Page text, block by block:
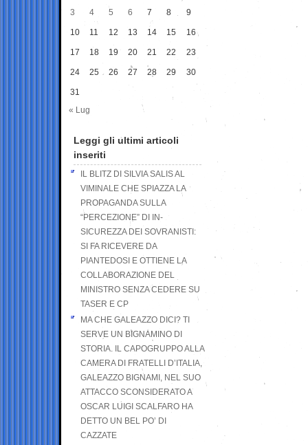
3 4 5 6 7 8 9
10 11 12 13 14 15 16
17 18 19 20 21 22 23
24 25 26 27 28 29 30
31
« Lug
Leggi gli ultimi articoli
inseriti
IL BLITZ DI SILVIA SALIS AL
VIMINALE CHE SPIAZZA LA
PROPAGANDA SULLA
“PERCEZIONE” DI IN-
SICUREZZA DEI SOVRANISTI:
SI FA RICEVERE DA
PIANTEDOSI E OTTIENE LA
COLLABORAZIONE DEL
MINISTRO SENZA CEDERE SU
TASER E CP
MA CHE GALEAZZO DICI? TI
SERVE UN BIGNAMINO DI
STORIA. IL CAPOGRUPPO ALLA
CAMERA DI FRATELLI D’ITALIA,
GALEAZZO BIGNAMI, NEL SUO
ATTACCO SCONSIDERATO A
OSCAR LUIGI SCALFARO HA
DETTO UN BEL PO’ DI
CAZZATE